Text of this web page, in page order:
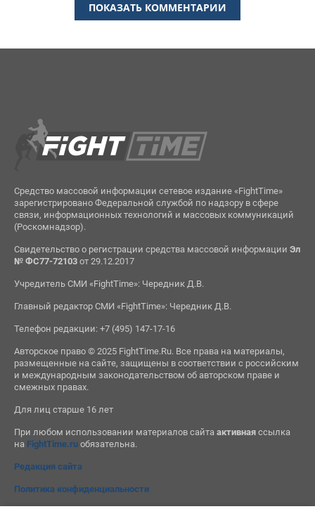
ПОКАЗАТЬ КОММЕНТАРИИ
Средство массовой информации сетевое издание «FightTime»
зарегистрировано Федеральной службой по надзору в сфере
связи, информационных технологий и массовых коммуникаций
(Роскомнадзор).
Свидетельство о регистрации средства массовой информации Эл
№ ФС77-72103от 29.12.2017
Учредитель СМИ «FightTime»: Чередник Д.В.
Главный редактор СМИ «FightTime»: Чередник Д.В.
Телефон редакции: +7 (495) 147-17-16
Авторское право © 2025 FightTime.Ru. Все права на материалы,
размещенные на сайте, защищены в соответствии с российским
и международным законодательством об авторском праве и
смежных правах.
Для лиц старше 16 лет
При любом использовании материалов сайта активнаяссылка
на FightTime.ruобязательна.
Редакция сайта
Политика конфиденциальности